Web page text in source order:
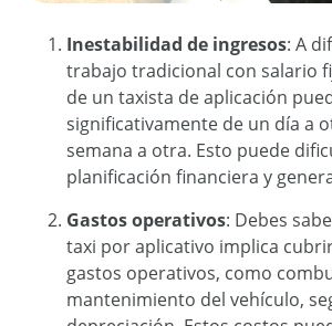
Inestabilidad de ingresos: A
trabajo tradicional con salario
de un taxista de aplicación
significativamente de un día a
semana a otra. Esto puede
planificación financiera y
Gastos operativos: Debes
taxi por aplicativo implica
gastos operativos, como
mantenimiento del vehículo,